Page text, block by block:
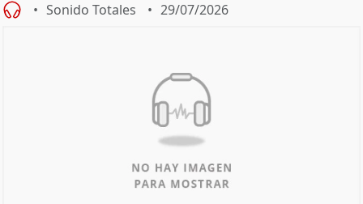
Sonido Totales 29/07/2026